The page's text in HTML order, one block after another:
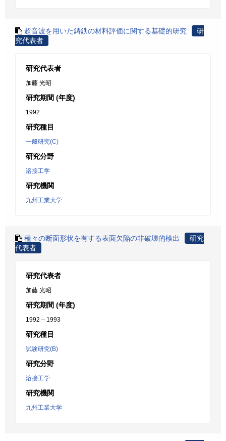
超音波を用いた鋳鉄の材料評価に関する基礎的研究
研
究代表者
研究代表者
加藤 光昭
研究期間 (年度)
1992
研究種目
一般研究(C)
研究分野
溶接工学
研究機関
九州工業大学
種々の断面形状を有する表面欠陥の非破壊的検出
研究
代表者
研究代表者
加藤 光昭
研究期間 (年度)
1992 – 1993
研究種目
試験研究(B)
研究分野
溶接工学
研究機関
九州工業大学